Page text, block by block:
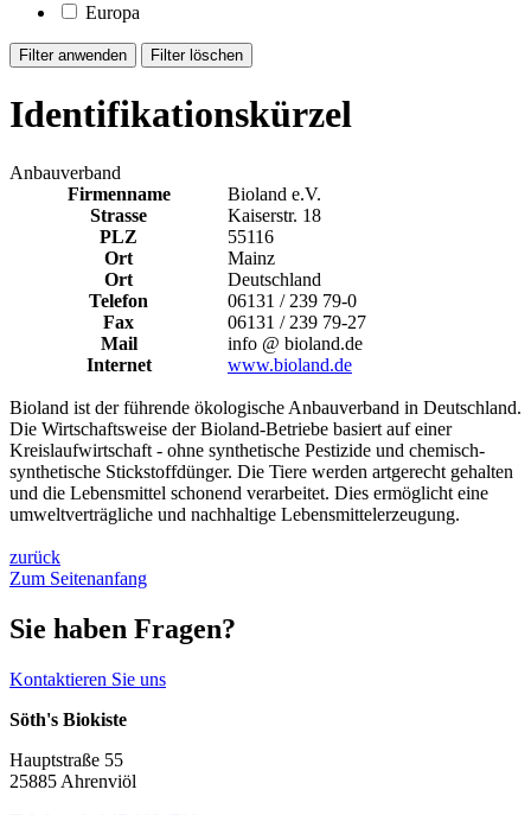
Europa
Identifikationskürzel
Anbauverband
Firmenname
Bioland e.V.
Strasse
Kaiserstr. 18
PLZ
55116
Ort
Mainz
Ort
Deutschland
Telefon
06131 / 239 79-0
Fax
06131 / 239 79-27
Mail
info @ bioland.de
Internet
www.bioland.de
Bioland ist der führende ökologische Anbauverband in Deutschland.
Die Wirtschaftsweise der Bioland-Betriebe basiert auf einer
Kreislaufwirtschaft - ohne synthetische Pestizide und chemisch-
synthetische Stickstoffdünger. Die Tiere werden artgerecht gehalten
und die Lebensmittel schonend verarbeitet. Dies ermöglicht eine
umweltverträgliche und nachhaltige Lebensmittelerzeugung.
zurück
Zum Seitenanfang
Sie haben Fragen?
Kontaktieren Sie uns
Söth's Biokiste
Hauptstraße 55
25885 Ahrenviöl